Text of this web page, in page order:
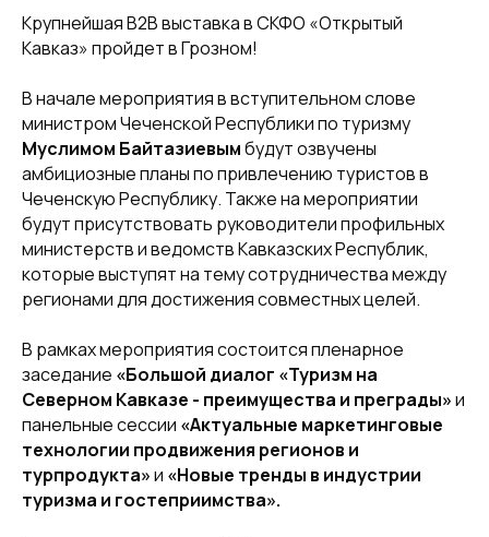
Крупнейшая B2B выставка в СКФО «Открытый
Кавказ» пройдет в Грозном!
В начале мероприятия в вступительном слове
министром Чеченской Республики по туризму
Муслимом Байтазиевымбудут озвучены
амбициозные планы по привлечению туристов в
Чеченскую Республику. Также на мероприятии
будут присутствовать руководители профильных
министерств и ведомств Кавказских Республик,
которые выступят на тему сотрудничества между
регионами для достижения совместных целей.
В рамках мероприятия состоится пленарное
заседание «Большой диалог «Туризм на
Северном Кавказе - преимущества и преграды»и
панельные сессии «Актуальные маркетинговые
технологии продвижения регионов и
турпродукта»и «Новые тренды в индустрии
туризма и гостеприимства».